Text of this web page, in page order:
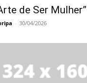
de Ser
- 30/04/2026